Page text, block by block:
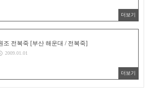
더보기
조 전복죽 [부산 해운대 / 전복죽]
2009.01.01
더보기